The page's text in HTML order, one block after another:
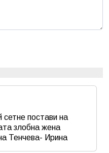
постави на
злобна жена
Тенчева- Ирина